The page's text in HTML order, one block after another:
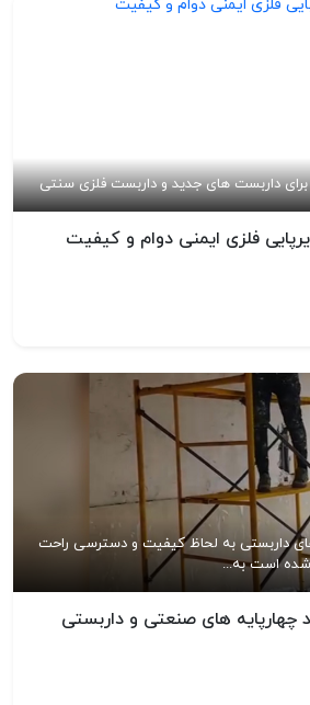
داربست های جدید و داربست فلزی سنتی
فلزی ایمنی دوام و کیفیت
های داربستی به لحاظ کیفیت و دسترسی راحت
شده است به...
چهارپایه های صنعتی و داربستی